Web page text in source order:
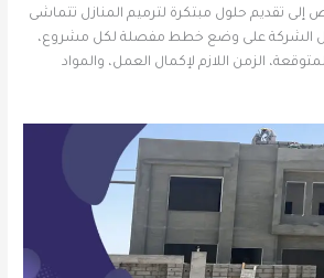
إلى تقديم حلول مبتكرة لترميم المنازل تتماشى
الشركة على وضع خطط مفصلة لكل مشروع،
الزمن اللازم لإكمال العمل، والمواد